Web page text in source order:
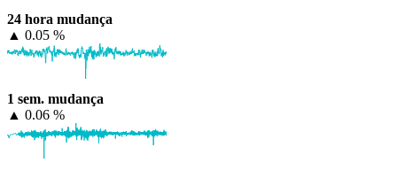
24 hora mudança
▲ 0.05 %
1 sem. mudança
▲ 0.06 %